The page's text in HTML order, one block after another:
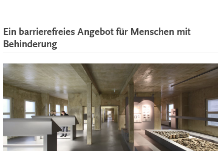
Ein barrierefreies Angebot für Menschen mit
Behinderung